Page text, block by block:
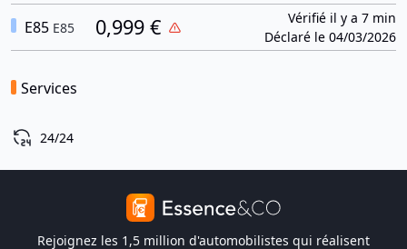
E85 E85 0,999 €
Vérifié il y a 7 min
Déclaré le 04/03/2026
Services
24/24
Rejoignez les 1,5 million d'automobilistes qui réalisent